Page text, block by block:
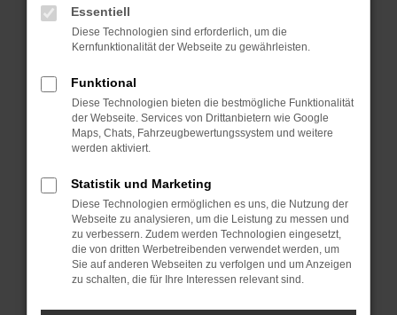
das Laden bestimmter Seiten verhindern.
Funktioniert die Seite in einem anderen Browser
oder in einem privaten Fenster?
Das kann manchmal helfen, vorübergehende
Probleme zu beheben.
Stelle sicher, dass dein Browser und dein
Betriebssystem auf dem neuesten Stand sind.
Sicherheitsrisiko, sondern kann auch dazu führen,
dass bestimmte Funktionen nicht mehr
unterstützt werden.
Wende dich an den Webseitenbetreiber.
Wenn du alle oben genannten Schritte versucht
hast, kontaktiere uns bitte. Wir werden versuchen,
das Problem zu beheben. Du kannst uns diesen
Essentiell
Diese Technologien sind erforderlich, um die
Kernfunktionalität der Webseite zu gewährleisten.
Funktional
Diese Technologien bieten die bestmögliche Funktionalität
der Webseite. Services von Drittanbietern wie Google
Maps, Chats, Fahrzeugbewertungssystem und weitere
werden aktiviert.
Statistik und Marketing
Diese Technologien ermöglichen es uns, die Nutzung der
Webseite zu analysieren, um die Leistung zu messen und
zu verbessern. Zudem werden Technologien eingesetzt,
die von dritten Werbetreibenden verwendet werden, um
Sie auf anderen Webseiten zu verfolgen und um Anzeigen
zu schalten, die für Ihre Interessen relevant sind.